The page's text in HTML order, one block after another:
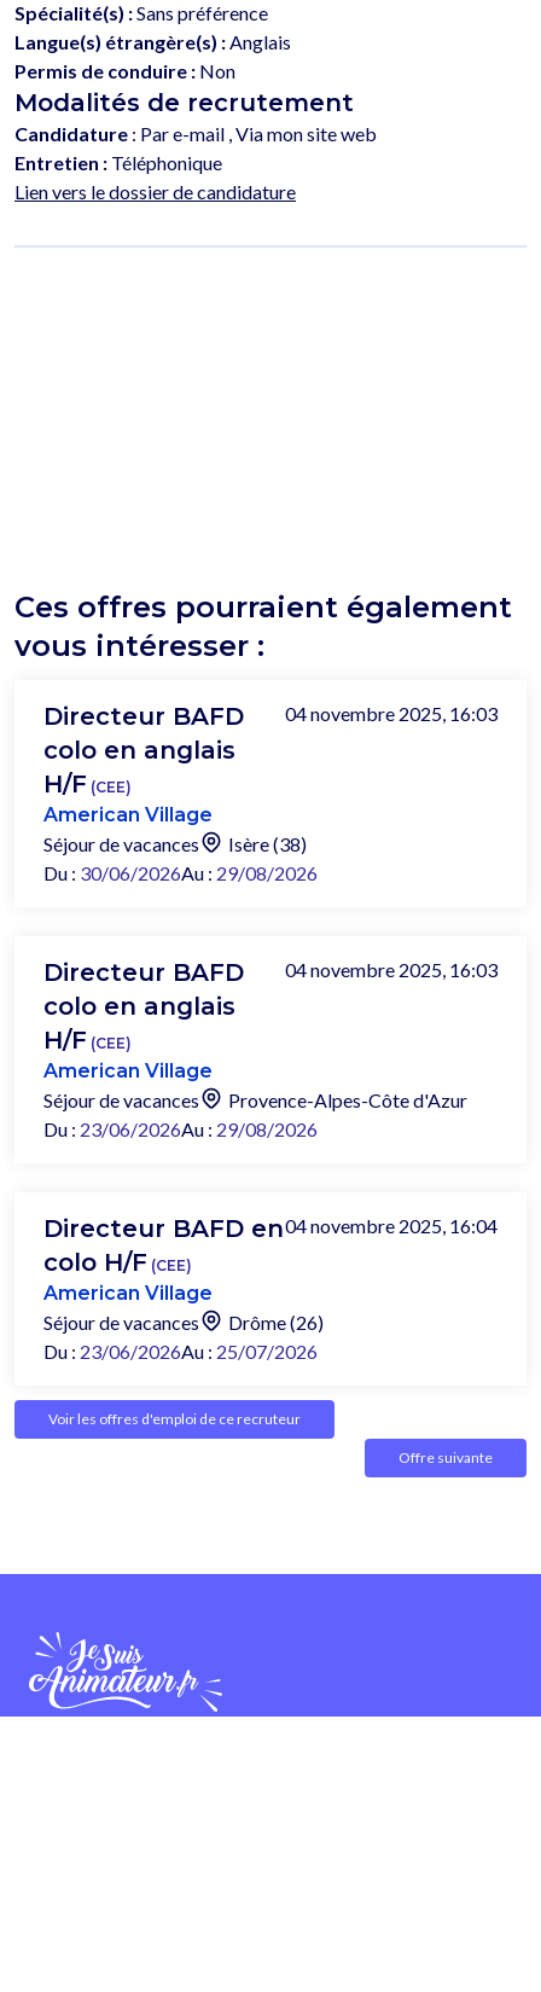
Spécialité(s) :Sans préférence
Langue(s) étrangère(s) :Anglais
Permis de conduire : Non
Modalités de recrutement
Candidature : Par e-mail , Via mon site web
Entretien : Téléphonique
Lien vers le dossier de candidature
Ces offres pourraient également
vous intéresser :
Directeur BAFD
colo en anglais
H/F (CEE)
04 novembre 2025, 16:03
American Village
Séjour de vacances
Isère (38)
Du : 30/06/2026Au : 29/08/2026
Directeur BAFD
colo en anglais
H/F (CEE)
04 novembre 2025, 16:03
American Village
Séjour de vacances
Provence-Alpes-Côte d'Azur
Du : 23/06/2026Au : 29/08/2026
Directeur BAFD en
colo H/F (CEE)
04 novembre 2025, 16:04
American Village
Séjour de vacances
Drôme (26)
Du : 23/06/2026Au : 25/07/2026
Voir les offres d'emploi de ce recruteur
Offre suivante